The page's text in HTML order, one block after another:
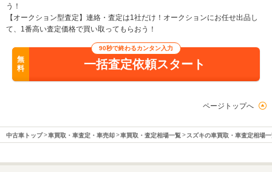
う！
【オークション型査定】連絡・査定は1社だけ！オークションにお任せ出品し
て、1番高い査定価格で買い取ってもらおう！
無
料
90秒で終わるカンタン入力
一括査定依頼スタート
ページトップへ
中古車トップ 車買取・車査定・車売却 車買取・査定相場一覧 スズキの車買取・車査定相場